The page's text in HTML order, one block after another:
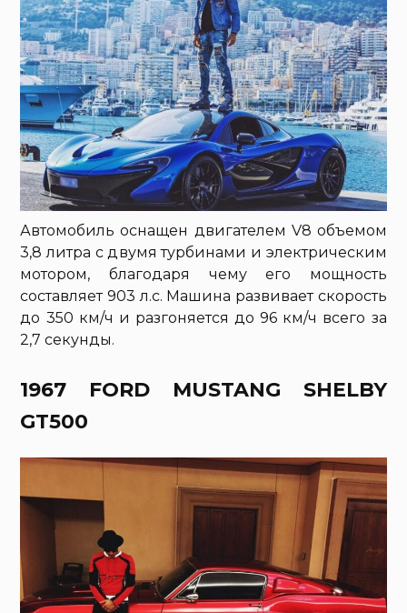
Автомобиль оснащен двигателем V8 объемом
3,8 литра с двумя турбинами и электрическим
мотором, благодаря чему его мощность
составляет 903 л.с. Машина развивает скорость
до 350 км/ч и разгоняется до 96 км/ч всего за
2,7 секунды.
1967 FORD MUSTANG SHELBY
GT500